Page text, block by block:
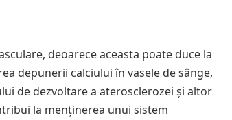
deoarece aceasta poate duce la
depunerii calciului în vasele de sânge,
de dezvoltare a aterosclerozei și altor
la menținerea unui sistem